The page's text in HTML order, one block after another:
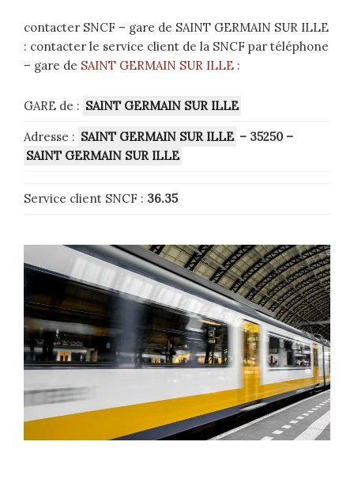
contacter SNCF – gare de SAINT GERMAIN SUR ILLE
: contacter le service client de la SNCF par téléphone
– gare de SAINT GERMAIN SUR ILLE :
GARE de : SAINT GERMAIN SUR ILLE
Adresse : SAINT GERMAIN SUR ILLE – 35250 –
SAINT GERMAIN SUR ILLE
Service client SNCF : 36.35